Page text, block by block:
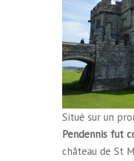
Situé sur un
Pendennis fut
château de St